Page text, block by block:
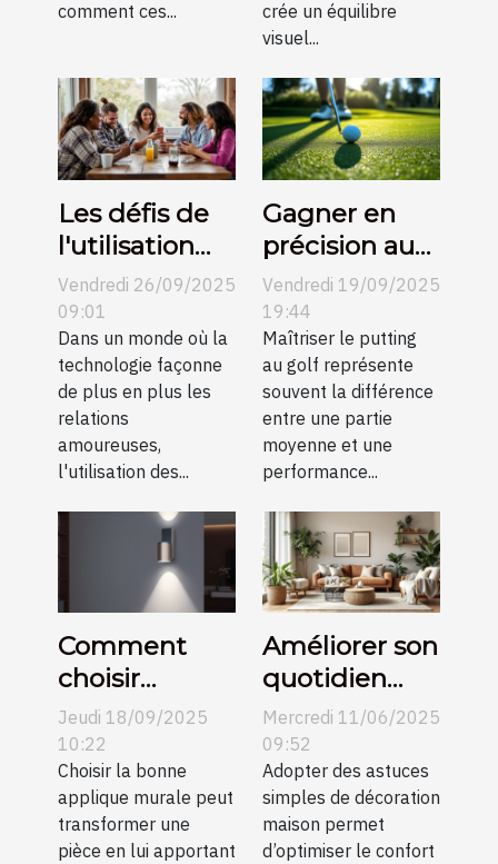
comment ces...
crée un équilibre
visuel...
Les défis de
l'utilisation
des
plateformes
de rencontre
en petites
communes
Vendredi 26/09/2025
09:01
Dans un monde où la
technologie façonne
de plus en plus les
relations
amoureuses,
l'utilisation des...
Gagner en
précision au
putting grâce
aux conseils
vidéo
Vendredi 19/09/2025
19:44
Maîtriser le putting
au golf représente
souvent la différence
entre une partie
moyenne et une
performance...
Comment
choisir
l’applique
murale
parfaite pour
votre espace
?
Jeudi 18/09/2025
10:22
Choisir la bonne
applique murale peut
transformer une
pièce en lui apportant
Améliorer son
quotidien
avec des
astuces
simples de
décoration
maison
Mercredi 11/06/2025
09:52
Adopter des astuces
simples de décoration
maison permet
d’optimiser le confort